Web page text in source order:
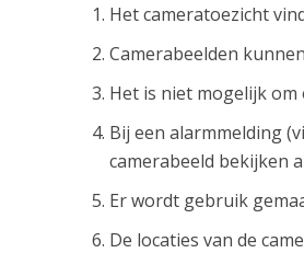
Het cameratoezicht
Camerabeelden
Het is niet mogelijk om
Bij een alarmmelding
camerabeeld bekijken
Er wordt gebruik
De locaties van de